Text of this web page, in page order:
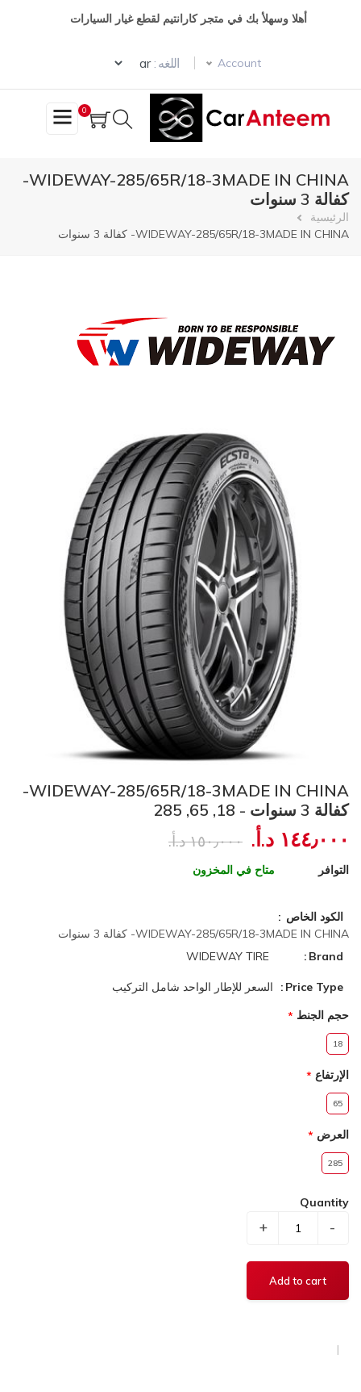
أهلا وسهلأ بك في متجر كارانتيم لقطع غيار السيارات
Account اللغه :
Select your language
0
WIDEWAY-285/65R/18-3MADE IN CHINA-
كفالة 3 سنوات
مسار
الرئيسية
WIDEWAY-285/65R/18-3MADE IN CHINA- كفالة 3 سنوات
WIDEWAY-285/65R/18-3MADE IN CHINA-
كفالة 3 سنوات - 18, 65, 285
١٤٤٫٠٠٠ د.أ.‏ ١٥٠٫٠٠٠ د.أ.‏
التوافر متاح في المخزون
الكود الخاص
WIDEWAY-285/65R/18-3MADE IN CHINA- كفالة 3 سنوات
Brand
WIDEWAY TIRE
Price Type
السعر للإطار الواحد شامل التركيب
حجم الجنط
18
الإرتفاع
65
العرض
285
Quantity
-
+